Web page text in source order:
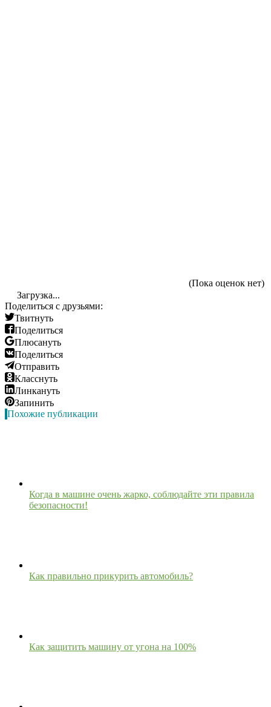
(Пока оценок нет)
Загрузка...
Поделиться с друзьями:
Твитнуть
Поделиться
Плюсануть
Поделиться
Отправить
Класснуть
Линкануть
Запинить
Похожие публикации
Когда в машине очень жарко, соблюдайте эти правила
безопасности!
Как правильно прикурить автомобиль?
Как защитить машину от угона на 100%